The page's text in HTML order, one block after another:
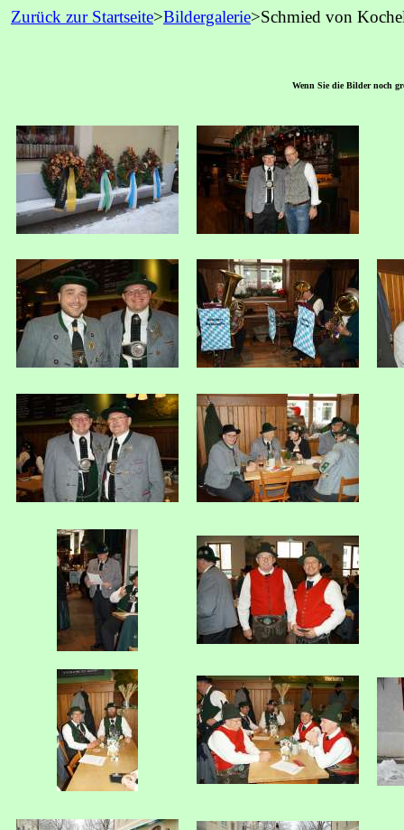
Zurück zur Startseite>Bildergalerie>Schmied von
Wenn Sie die Bilder noch